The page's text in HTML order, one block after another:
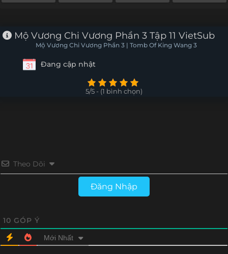
Mộ Vương Chi Vương Phần 3 Tập 11 VietSub
Mộ Vương Chi Vương Phần 3 | Tomb Of King Wang 3
Đang cập nhật
5/5 - (1 bình chọn)
Theo Dõi
Đăng Nhập
10 GÓP Ý
Mới Nhất